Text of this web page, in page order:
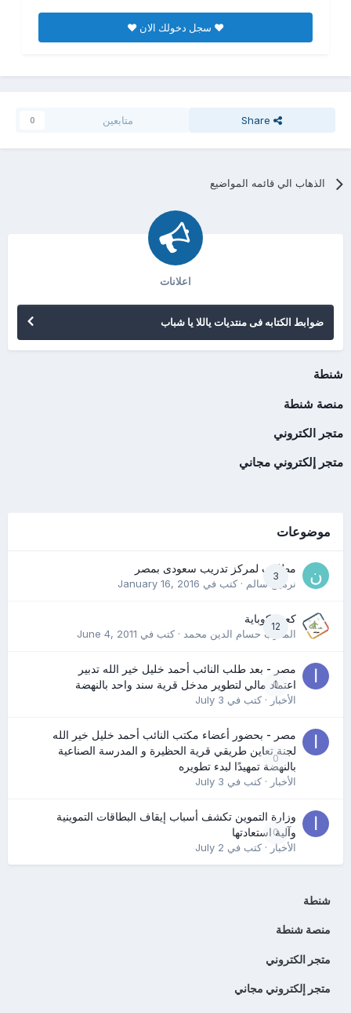
♥ سجل دخولك الان ♥
Share متابعين 0
الذهاب الي قائمه المواضيع
اعلانات
ضوابط الكتابه فى منتديات ياللا يا شباب
شنطة
منصة شنطة
متجر الكتروني
متجر إلكتروني مجاني
موضوعات
3
مطلوب لمركز تدريب سعودى بمصر
نرمين سالم· كتب في January 16, 2016
12
كعب كوباية
المدرب حسام الدين محمد· كتب في June 4, 2011
0
مصر - بعد طلب النائب أحمد خليل خير الله تدبير
اعتماد مالي لتطوير مدخل قرية سند واحد بالنهضة
الأخبار· كتب في July 3
0
مصر - بحضور أعضاء مكتب النائب أحمد خليل خير الله
لجنة تعاين طريقي قرية الحظيرة و المدرسة الصناعية
بالنهضة تمهيدًا لبدء تطويره
الأخبار· كتب في July 3
0
وزارة التموين تكشف أسباب إيقاف البطاقات التموينية
وآلية استعادتها
الأخبار· كتب في July 2
شنطة
منصة شنطة
متجر الكتروني
متجر إلكتروني مجاني